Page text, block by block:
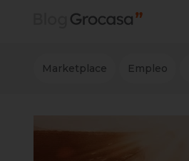
Marketplace Empleo